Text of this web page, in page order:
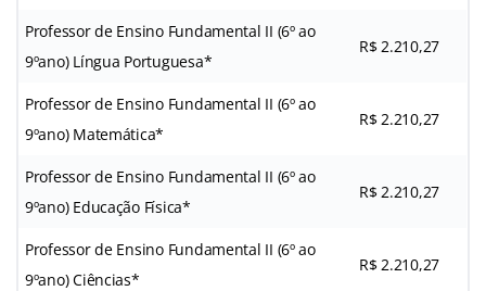
Professor de Ensino Fundamental II (6º ao
9ºano) Língua Portuguesa*
R$ 2.210,27
Professor de Ensino Fundamental II (6º ao
9ºano) Matemática*
R$ 2.210,27
Professor de Ensino Fundamental II (6º ao
9ºano) Educação Física*
R$ 2.210,27
Professor de Ensino Fundamental II (6º ao
9ºano) Ciências*
R$ 2.210,27